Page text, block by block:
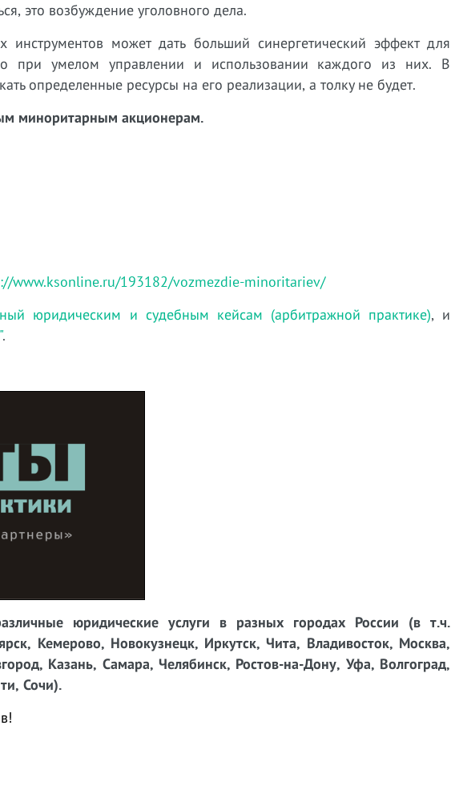
это возбуждение уголовного дела.
может дать больший синергетический эффект для
при умелом управлении и использовании каждого из них. В
определенные ресурсы на его реализации, а толку не будет.
миноритарным акционерам.
www.ksonline.ru/193182/vozmezdie-minoritariev/
юридическим и судебным кейсам (арбитражной практике), и
.
юридические услуги в разных городах России (в т.ч.
Кемерово, Новокузнецк, Иркутск, Чита, Владивосток, Москва,
Казань, Самара, Челябинск, Ростов-на-Дону, Уфа, Волгоград,
Сочи).